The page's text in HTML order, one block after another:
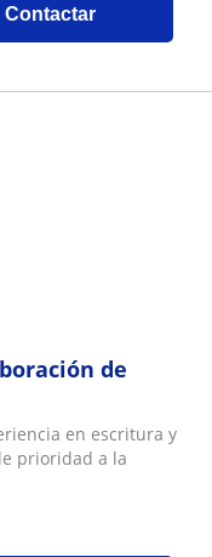
Contactar
de
en escritura y
prioridad a la